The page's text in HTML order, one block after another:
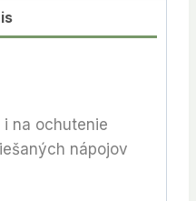
na ochutenie
nápojov